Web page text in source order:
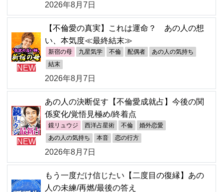
2026年8月7日
NEW
【不倫愛の真実】これは運命？ あの人の想
い、本気度≪最終結末≫
新宿の母 九星気学 不倫 配偶者 あの人の気持ち
結末
2026年8月7日
NEW
あの人の決断促す【不倫愛成就占】今後の関
係変化/覚悟見極め/終着点
鏡リュウジ 西洋占星術 不倫 婚外恋愛
あの人の気持ち 本音 恋の行方
2026年8月7日
もう一度だけ信じたい【二度目の復縁】あの
人の未練/再燃/最後の答え